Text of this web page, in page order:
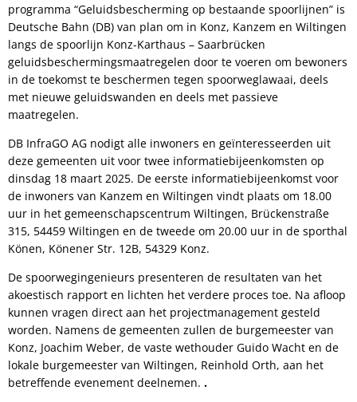
programma “Geluidsbescherming op bestaande spoorlijnen” is
Deutsche Bahn (DB) van plan om in Konz, Kanzem en Wiltingen
langs de spoorlijn Konz-Karthaus – Saarbrücken
geluidsbeschermingsmaatregelen door te voeren om bewoners
in de toekomst te beschermen tegen spoorweglawaai, deels
met nieuwe geluidswanden en deels met passieve
maatregelen.
DB InfraGO AG nodigt alle inwoners en geïnteresseerden uit
deze gemeenten uit voor twee informatiebijeenkomsten op
dinsdag 18 maart 2025. De eerste informatiebijeenkomst voor
de inwoners van Kanzem en Wiltingen vindt plaats om 18.00
uur in het gemeenschapscentrum Wiltingen, Brückenstraße
315, 54459 Wiltingen en de tweede om 20.00 uur in de sporthal
Könen, Könener Str. 12B, 54329 Konz.
De spoorwegingenieurs presenteren de resultaten van het
akoestisch rapport en lichten het verdere proces toe. Na afloop
kunnen vragen direct aan het projectmanagement gesteld
worden. Namens de gemeenten zullen de burgemeester van
Konz, Joachim Weber, de vaste wethouder Guido Wacht en de
lokale burgemeester van Wiltingen, Reinhold Orth, aan het
betreffende evenement deelnemen. .